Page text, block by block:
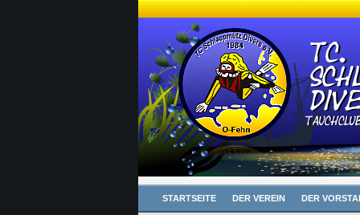
STARTSEITE DER VEREIN DER